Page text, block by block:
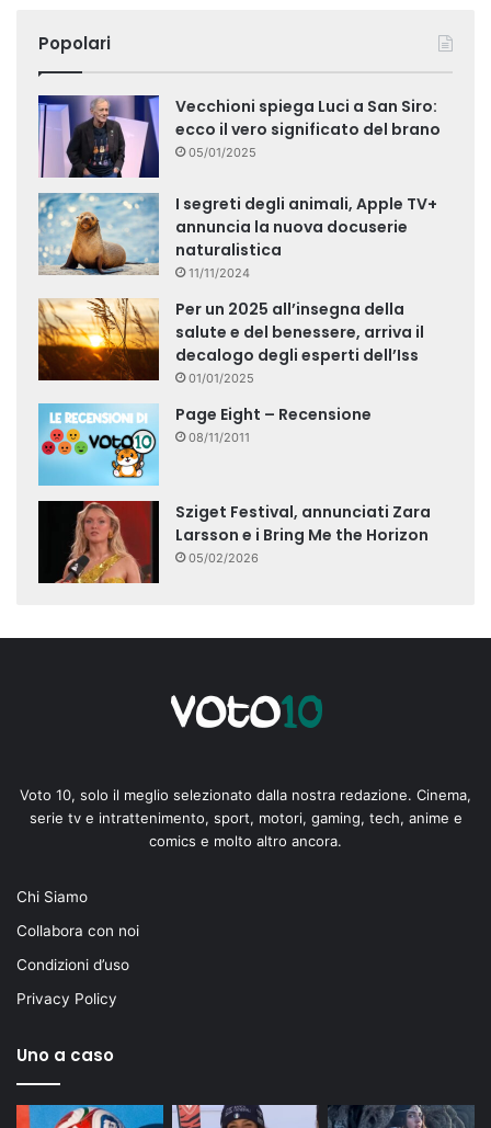
Popolari
Vecchioni spiega Luci a San Siro:
ecco il vero significato del brano
05/01/2025
I segreti degli animali, Apple TV+
annuncia la nuova docuserie
naturalistica
11/11/2024
Per un 2025 all’insegna della
salute e del benessere, arriva il
decalogo degli esperti dell’Iss
01/01/2025
Page Eight – Recensione
08/11/2011
Sziget Festival, annunciati Zara
Larsson e i Bring Me the Horizon
05/02/2026
Voto 10, solo il meglio selezionato dalla nostra redazione. Cinema,
serie tv e intrattenimento, sport, motori, gaming, tech, anime e
comics e molto altro ancora.
Chi Siamo
Collabora con noi
Condizioni d’uso
Privacy Policy
Uno a caso